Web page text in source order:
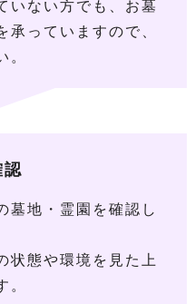
いない方でも、お墓
承っていますので、
。
認
墓地・霊園を確認し
状態や環境を見た上
。